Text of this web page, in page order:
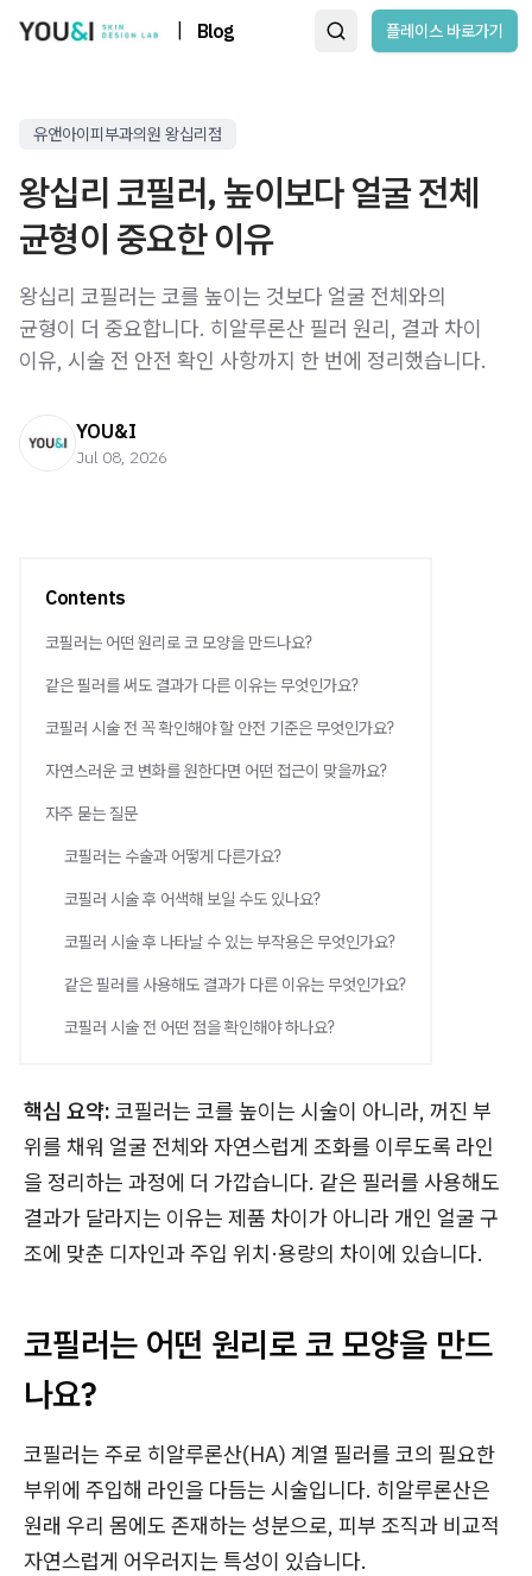
Blog 플레이스 바로가기
유앤아이피부과의원 왕십리점
왕십리 코필러, 높이보다 얼굴 전체
균형이 중요한 이유
왕십리 코필러는 코를 높이는 것보다 얼굴 전체와의
균형이 더 중요합니다. 히알루론산 필러 원리, 결과 차이
이유, 시술 전 안전 확인 사항까지 한 번에 정리했습니다.
YOU&I
Jul 08, 2026
Contents
코필러는 어떤 원리로 코 모양을 만드나요?
같은 필러를 써도 결과가 다른 이유는 무엇인가요?
코필러 시술 전 꼭 확인해야 할 안전 기준은 무엇인가요?
자연스러운 코 변화를 원한다면 어떤 접근이 맞을까요?
자주 묻는 질문
코필러는 수술과 어떻게 다른가요?
코필러 시술 후 어색해 보일 수도 있나요?
코필러 시술 후 나타날 수 있는 부작용은 무엇인가요?
같은 필러를 사용해도 결과가 다른 이유는 무엇인가요?
코필러 시술 전 어떤 점을 확인해야 하나요?
핵심 요약: 코필러는 코를 높이는 시술이 아니라, 꺼진 부
위를 채워 얼굴 전체와 자연스럽게 조화를 이루도록 라인
을 정리하는 과정에 더 가깝습니다. 같은 필러를 사용해도
결과가 달라지는 이유는 제품 차이가 아니라 개인 얼굴 구
조에 맞춘 디자인과 주입 위치·용량의 차이에 있습니다.
코필러는 어떤 원리로 코 모양을 만드
나요?
코필러는 주로 히알루론산(HA) 계열 필러를 코의 필요한
부위에 주입해 라인을 다듬는 시술입니다. 히알루론산은
원래 우리 몸에도 존재하는 성분으로, 피부 조직과 비교적
자연스럽게 어우러지는 특성이 있습니다.